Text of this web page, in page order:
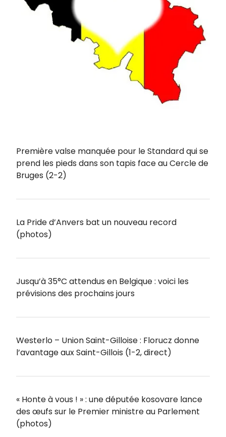
Première valse manquée pour le Standard qui se
prend les pieds dans son tapis face au Cercle de
Bruges (2-2)
La Pride d’Anvers bat un nouveau record
(photos)
Jusqu’à 35°C attendus en Belgique : voici les
prévisions des prochains jours
Westerlo – Union Saint-Gilloise : Florucz donne
l’avantage aux Saint-Gillois (1-2, direct)
« Honte à vous ! » : une députée kosovare lance
des œufs sur le Premier ministre au Parlement
(photos)